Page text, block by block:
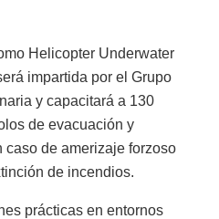
Helicopter Underwater
impartida por el Grupo
y capacitará a 130
de evacuación y
de amerizaje forzoso
de incendios.
prácticas en entornos